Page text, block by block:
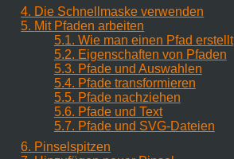
4. Die Schnellmaske verwenden
5. Mit Pfaden arbeiten
5.1. Wie man einen Pfad erstellt
5.2. Eigenschaften von Pfaden
5.3. Pfade und Auswahlen
5.4. Pfade transformieren
5.5. Pfade nachziehen
5.6. Pfade und Text
5.7. Pfade und SVG-Dateien
6. Pinselspitzen